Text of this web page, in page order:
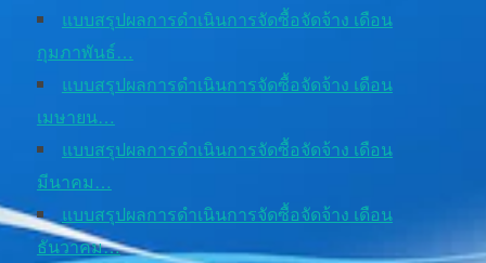
แบบสรุปผลการดำเนินการจัดซื้อจัดจ้าง เดือน
กุมภาพันธ์…
แบบสรุปผลการดำเนินการจัดซื้อจัดจ้าง เดือน
เมษายน…
แบบสรุปผลการดำเนินการจัดซื้อจัดจ้าง เดือน
มีนาคม…
แบบสรุปผลการดำเนินการจัดซื้อจัดจ้าง เดือน
ธันวาคม…